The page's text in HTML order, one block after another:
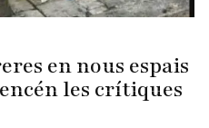
en nous espais
les crítiques